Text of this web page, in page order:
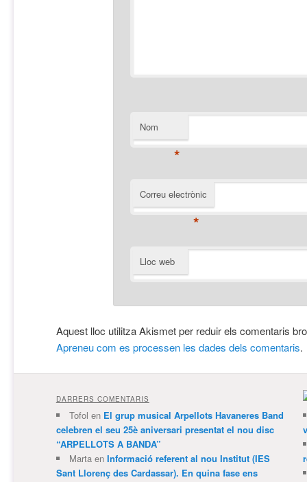
Nom
*
Correu electrònic
*
Lloc web
Aquest lloc utilitza Akismet per reduir els comentaris
Apreneu com es processen les dades dels comentaris.
DARRERS COMENTARIS
Tofol en El grup musical Arpellots Havaneres Band
celebren el seu 25è aniversari presentat el nou disc
“ARPELLOTS A BANDA”
Martaen Informació referent al nou Institut (IES
Sant Llorenç des Cardassar). En quina fase ens